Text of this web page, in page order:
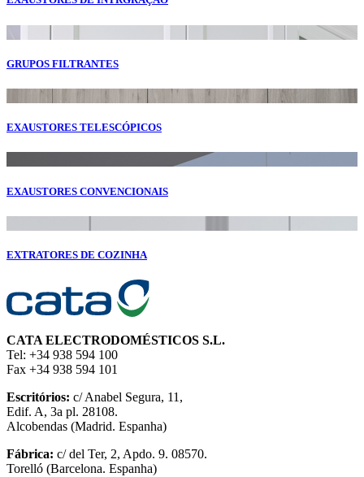
GRUPOS FILTRANTES
EXAUSTORES TELESCÓPICOS
EXAUSTORES CONVENCIONAIS
EXTRATORES DE COZINHA
CATA ELECTRODOMÉSTICOS S.L.
Tel: +34 938 594 100
Fax +34 938 594 101
Escritórios: c/ Anabel Segura, 11,
Edif. A, 3a pl. 28108.
Alcobendas (Madrid. Espanha)
Fábrica: c/ del Ter, 2, Apdo. 9. 08570.
Torelló (Barcelona. Espanha)